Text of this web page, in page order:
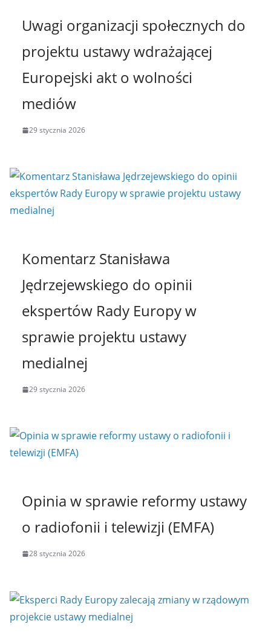
Uwagi organizacji społecznych do
projektu ustawy wdrażającej
Europejski akt o wolności
mediów
29 stycznia 2026
Komentarz Stanisława
Jędrzejewskiego do opinii
ekspertów Rady Europy w
sprawie projektu ustawy
medialnej
29 stycznia 2026
Opinia w sprawie reformy ustawy
o radiofonii i telewizji (EMFA)
28 stycznia 2026